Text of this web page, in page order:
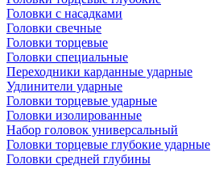
Головки с насадками
Головки свечные
Головки торцевые
Головки специальные
Переходники карданные ударные
Удлинители ударные
Головки торцевые ударные
Головки изолированные
Набор головок универсальный
Головки торцевые глубокие ударные
Головки средней глубины